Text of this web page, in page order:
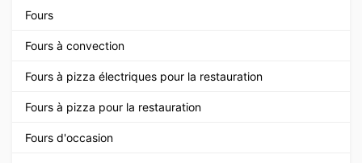
Fours
Fours à convection
Fours à pizza électriques pour la restauration
Fours à pizza pour la restauration
Fours d'occasion